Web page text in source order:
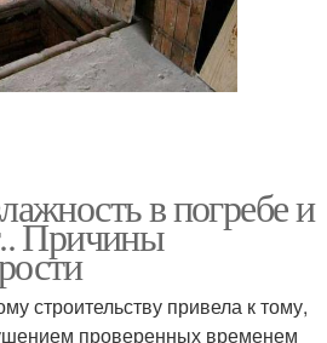
в погребе и
Причины
строительству привела к тому,
проверенных временем